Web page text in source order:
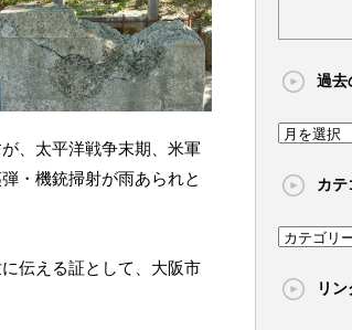
、太平洋戦争末期、米軍
・機銃掃射が雨あられと
伝える証として、大阪市
過去
過
の
事
カテ
カ
ゴ
リン